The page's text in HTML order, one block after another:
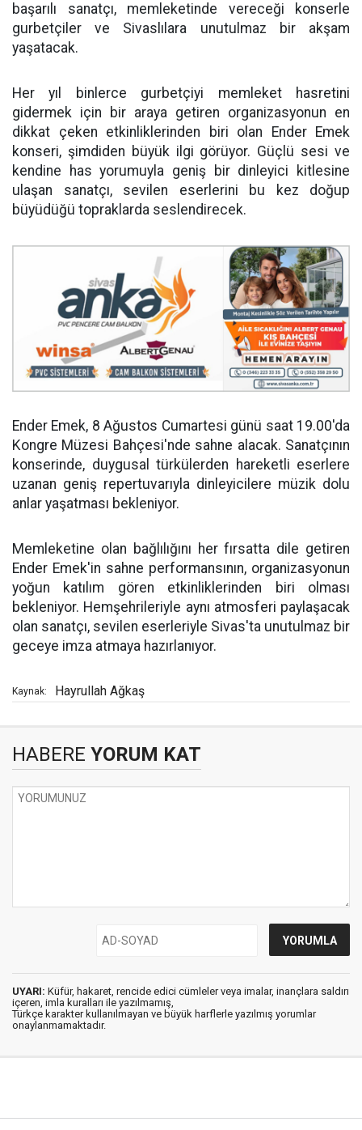
başarılı sanatçı, memleketinde vereceği konserle
gurbetçiler ve Sivaslılara unutulmaz bir akşam
yaşatacak.
Her yıl binlerce gurbetçiyi memleket hasretini
gidermek için bir araya getiren organizasyonun en
dikkat çeken etkinliklerinden biri olan Ender Emek
konseri, şimdiden büyük ilgi görüyor. Güçlü sesi ve
kendine has yorumuyla geniş bir dinleyici kitlesine
ulaşan sanatçı, sevilen eserlerini bu kez doğup
büyüdüğü topraklarda seslendirecek.
Ender Emek, 8 Ağustos Cumartesi günü saat 19.00'da
Kongre Müzesi Bahçesi'nde sahne alacak. Sanatçının
konserinde, duygusal türkülerden hareketli eserlere
uzanan geniş repertuvarıyla dinleyicilere müzik dolu
anlar yaşatması bekleniyor.
Memleketine olan bağlılığını her fırsatta dile getiren
Ender Emek'in sahne performansının, organizasyonun
yoğun katılım gören etkinliklerinden biri olması
bekleniyor. Hemşehrileriyle aynı atmosferi paylaşacak
olan sanatçı, sevilen eserleriyle Sivas'ta unutulmaz bir
geceye imza atmaya hazırlanıyor.
Kaynak: Hayrullah Ağkaş
HABERE YORUM KAT
UYARI: Küfür, hakaret, rencide edici cümleler veya imalar, inançlara saldırı
içeren, imla kuralları ile yazılmamış,
Türkçe karakter kullanılmayan ve büyük harflerle yazılmış yorumlar
onaylanmamaktadır.